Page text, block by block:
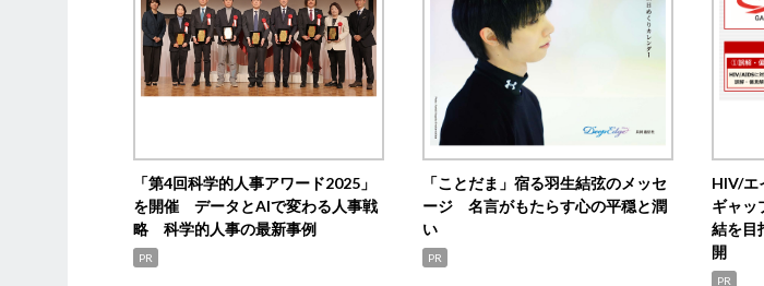
「第4回科学的人事アワード2025」
を開催 データとAIで変わる人事戦
略 科学的人事の最新事例
PR
「ことだま」宿る羽生結弦のメッセ
ージ 名言がもたらす心の平穏と潤
い
PR
HIV/エ
ギャ
結を目
開
PR